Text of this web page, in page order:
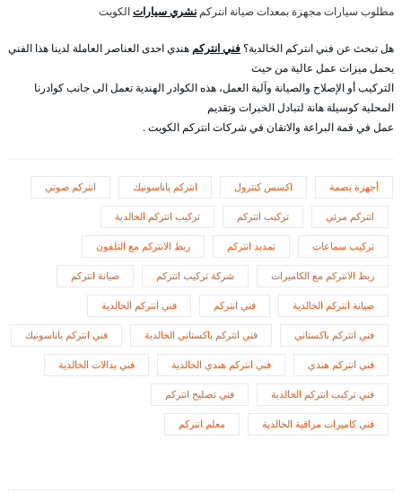
مطلوب سيارات مجهزة بمعدات صيانة انتركم نشري سياراتالكويت
هل تبحث عن فني انتركم الخالدية؟ فني انتركم هندي احدى العناصر العاملة لدينا هذا الفني
يحمل ميزات عمل عالية من حيث
التركيب أو الإصلاح والصيانة وآلية العمل، هذه الكوادر الهندية تعمل الى جانب كوادرنا
المحلية كوسيلة هانة لتبادل الخبرات وتقديم
عمل في قمة البراعة والاتقان في شركات انتركم الكويت .
أجهزة بصمة اكسس كنترول انتركم باناسونيك انتركم صوتي
انتركم مرئي تركيب انتركم تركيب انتركم الخالدية
تركيب سماعات تمديد انتركم ربط الانتركم مع التلفون
ربط الانتركم مع الكاميرات شركة تركيب انتركم صيانة انتركم
صيانة انتركم الخالدية فني انتركم فني انتركم الخالدية
فني انتركم باكستاني فني انتركم باكستاني الخالدية فني انتركم باناسونيك
فني انتركم هندي فني انتركم هندي الخالدية فني بدالات الخالدية
فني تركيب انتركم الخالدية فني تصليح انتركم
فني كاميرات مراقبة الخالدية معلم انتركم